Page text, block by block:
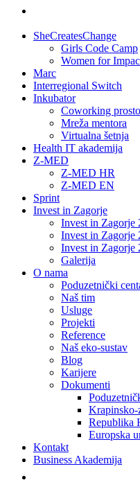
SheCreatesChange
Girls Code Camp
Women for
Marc
Interregional Switch
Inkubator
Coworking
Mreža mentora
Virtualna šetnja
Health IT akademija
Z-MED
Z-MED HR
Z-MED EN
Sprint
Invest in Zagorje
Invest in Zagorje
Invest in Zagorje
Invest in Zagorje
Galerija
O nama
Poduzetnički
Naš tim
Usluge
Projekti
Reference
Naš eko-sustav
Blog
Karijere
Dokumenti
Krapinsko-
Republika
Europska
Kontakt
Business Akademija